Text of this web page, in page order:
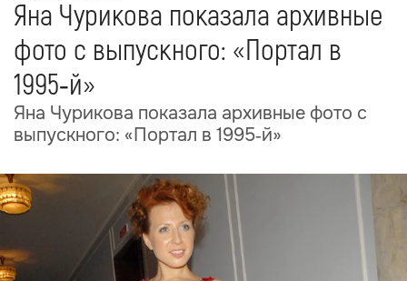
Яна Чурикова показала архивные
фото с выпускного: «Портал в
1995‑й»
Яна Чурикова показала архивные фото с
выпускного: «Портал в 1995‑й»